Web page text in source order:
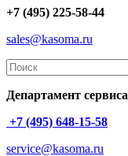
+7 (495) 225-58-44
sales@kasoma.ru
Департамент сервиса
+7 (495) 648-15-58
service@kasoma.ru